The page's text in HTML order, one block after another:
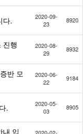
다.
2020-09-
23
8920
진행
2020-08-
29
8932
반 모
2020-06-
22
9184
.
2020-05-
03
8905
내 입